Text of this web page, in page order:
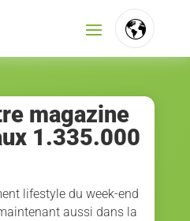
EN
magazine
1.335.000
lifestyle du week-end
aussi dans la